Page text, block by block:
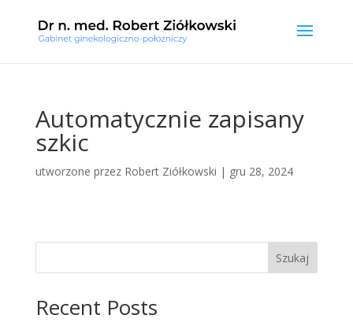
Automatycznie zapisany
szkic
utworzone przez Robert Ziółkowski | gru 28, 2024
Szukaj
Recent Posts